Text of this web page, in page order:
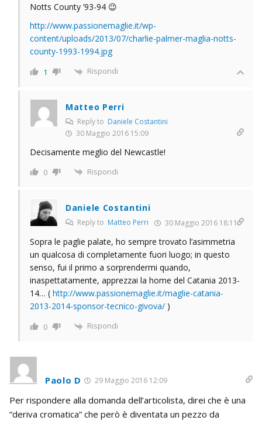
Notts County ’93-94 😉
http://www.passionemaglie.it/wp-
content/uploads/2013/07/charlie-palmer-maglia-notts-
county-1993-1994.jpg
1 Rispondi
Matteo Perri
Reply to Daniele Costantini
30 Maggio 2016 15:09
Decisamente meglio del Newcastle!
0 Rispondi
Daniele Costantini
Reply to Matteo Perri 30 Maggio 2016 18:11
Sopra le paglie palate, ho sempre trovato l’asimmetria
un qualcosa di completamente fuori luogo; in questo
senso, fui il primo a sorprendermi quando,
inaspettatamente, apprezzai la home del Catania 2013-
14… ( http://www.passionemaglie.it/maglie-catania-
2013-2014-sponsor-tecnico-givova/ )
0 Rispondi
Paolo D 29 Maggio 2016 12:09
Per rispondere alla domanda dell’articolista, direi che è una
“deriva cromatica” che però è diventata un pezzo da